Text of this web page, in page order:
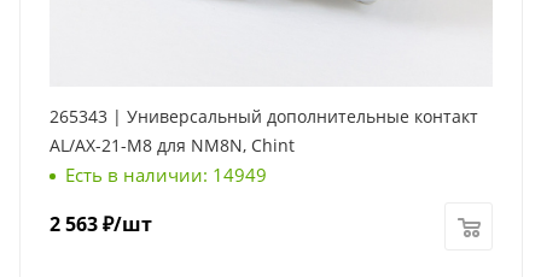
265343 | Универсальный дополнительные контакт
AL/AX-21-M8 для NM8N, Chint
Есть в наличии: 14949
2 563₽/шт